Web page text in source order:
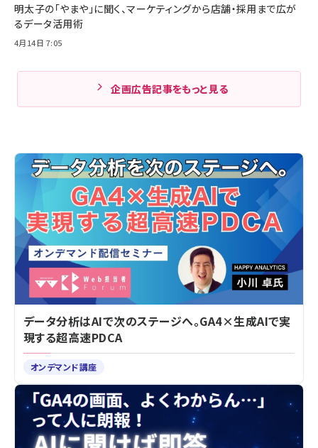
明太子の「やまや」に聞く、マーケティングから店舗・採用まで広が
るデータ活用術
4月14日 7:05
企画広告記事をもっと見る
データ分析はAIで次のステージへ。GA4×生成AIで実
現する超高速PDCA
オンデマンド講座